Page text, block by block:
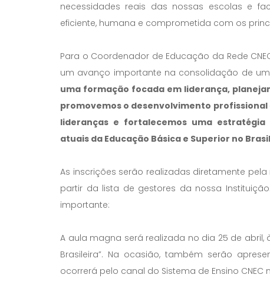
necessidades reais das nossas escolas e
eficiente, humana e comprometida com os
Para o Coordenador de Educação da Rede
um avanço importante na consolidação de
uma formação focada em liderança,
promovemos o desenvolvimento profissional
lideranças e fortalecemos uma
atuais da Educação Básica e Superior no
As inscrições serão realizadas diretamente
partir da lista de gestores da nossa
importante:
A aula magna será realizada no dia 25 de abril,
Brasileira”. Na ocasião, também serão
ocorrerá pelo canal do Sistema de Ensino CNEC